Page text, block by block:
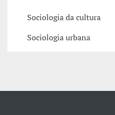
Sociologia da cultura
Sociologia urbana